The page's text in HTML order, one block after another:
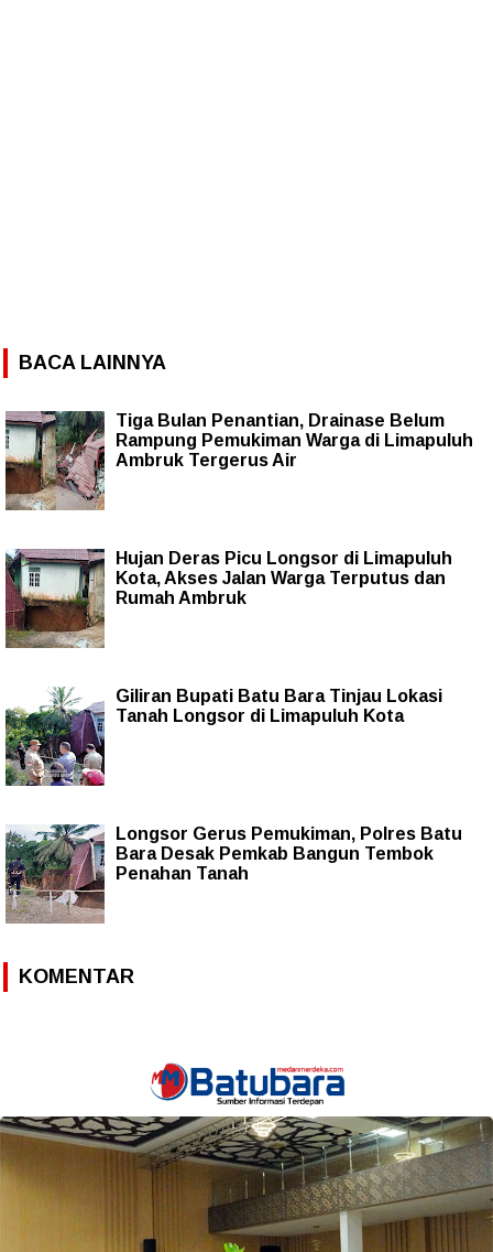
BACA LAINNYA
Tiga Bulan Penantian, Drainase Belum
Rampung Pemukiman Warga di Limapuluh
Ambruk Tergerus Air
Hujan Deras Picu Longsor di Limapuluh
Kota, Akses Jalan Warga Terputus dan
Rumah Ambruk
Giliran Bupati Batu Bara Tinjau Lokasi
Tanah Longsor di Limapuluh Kota
Longsor Gerus Pemukiman, Polres Batu
Bara Desak Pemkab Bangun Tembok
Penahan Tanah
KOMENTAR